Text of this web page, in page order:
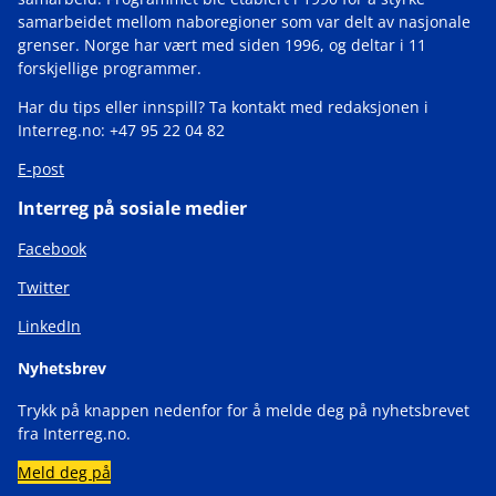
samarbeidet mellom naboregioner som var delt av nasjonale
grenser. Norge har vært med siden 1996, og deltar i 11
forskjellige programmer.
Har du tips eller innspill? Ta kontakt med redaksjonen i
Interreg.no: +47 95 22 04 82
E-post
Interreg på sosiale medier
Facebook
Twitter
LinkedIn
Nyhetsbrev
Trykk på knappen nedenfor for å melde deg på nyhetsbrevet
fra Interreg.no.
Meld deg på